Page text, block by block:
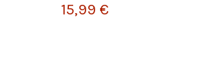
15,99 €